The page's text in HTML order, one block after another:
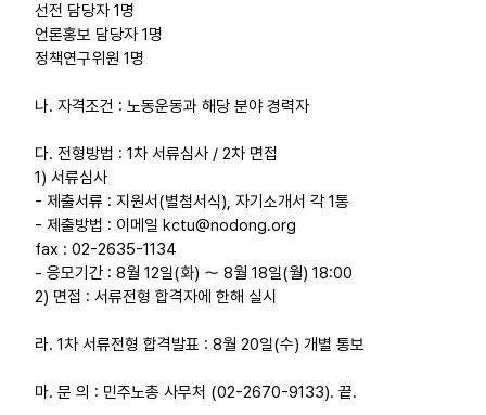
선전 담당자 1명
언론홍보 담당자 1명
정책연구위원 1명
나. 자격조건 : 노동운동과 해당 분야 경력자
다. 전형방법 : 1차 서류심사 / 2차 면접
1) 서류심사
- 제출서류 : 지원서(별첨서식), 자기소개서 각 1통
- 제출방법 : 이메일 kctu@nodong.org
fax : 02-2635-1134
- 응모기간 : 8월 12일(화) ～ 8월 18일(월) 18:00
2) 면접 : 서류전형 합격자에 한해 실시
라. 1차 서류전형 합격발표 : 8월 20일(수) 개별 통보
마. 문 의 : 민주노총 사무처 (02-2670-9133). 끝.